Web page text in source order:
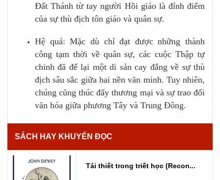
Đất Thánh từ tay người Hồi giáo là đỉnh điểm
của sự thù địch tôn giáo và quân sự.
Hệ quả: Mặc dù chỉ đạt được những thành
công tạm thời về quân sự, các cuộc Thập tự
chinh đã để lại một di sản cay đắng về sự thù
địch sâu sắc giữa hai nền văn minh. Tuy nhiên,
chúng cũng thúc đẩy thương mại và sự trao đổi
văn hóa giữa phương Tây và Trung Đông.
SÁCH HAY KHUYẾN ĐỌC
Tái thiết trong triết học (Recon...